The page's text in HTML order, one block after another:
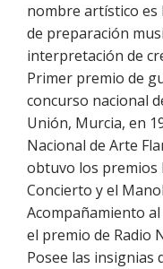
nombre artístico es
de preparación
interpretación de
Primer premio de
concurso nacional
Unión, Murcia, en
Nacional de Arte
obtuvo los premios
Concierto y el
Acompañamiento
el premio de Radio
Posee las insignias